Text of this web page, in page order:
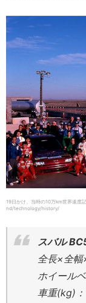
19日かけ、当時の10万km世界速
nd/technology/history/
スバル
全長×全
ホイール
車重(kg)